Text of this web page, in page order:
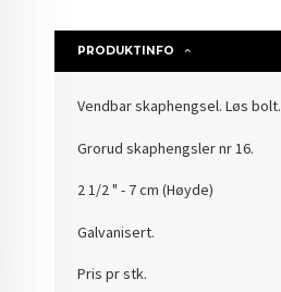
PRODUKTINFO
Vendbar skaphengsel. Løs bolt.
Grorud skaphengsler nr 16.
2 1/2 " - 7 cm (Høyde)
Galvanisert.
Pris pr stk.